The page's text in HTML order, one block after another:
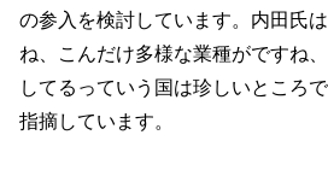
の参入を検討しています。内田氏
ね、こんだけ多様な業種がですね
してるっていう国は珍しいところ
指摘しています。